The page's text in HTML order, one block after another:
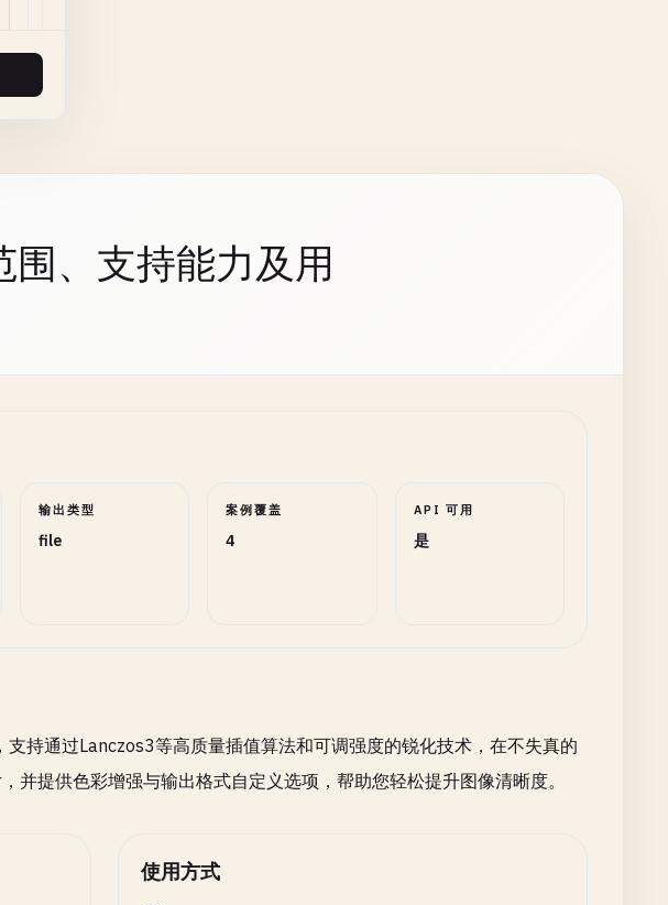
、支持能力及用
输出类型
file
案例覆盖
4
API 可用
是
持通过Lanczos3等高质量插值算法和可调强度的锐化技术，在不失真的
并提供色彩增强与输出格式自定义选项，帮助您轻松提升图像清晰度。
使用方式